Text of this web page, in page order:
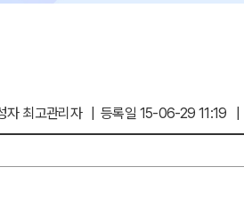
자 최고관리자 | 등록일 15-06-29 11:19 |